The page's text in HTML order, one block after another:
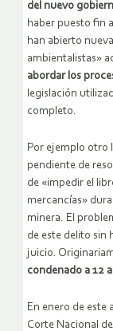
del nuevo
haber puesto fin
han abierto
ambientalistas»
abordar los
legislación
completo.
Por ejemplo otro
pendiente de
de «impedir el
mercancías»
minera. El
de este delito sin
juicio.
condenado a 12
En enero de este
Corte Nacional